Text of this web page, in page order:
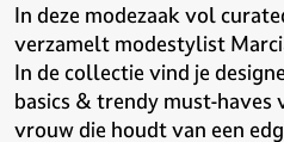
In deze modezaak vol
verzamelt modestylist
In de collectie vind je
basics & trendy must-
vrouw die houdt van een